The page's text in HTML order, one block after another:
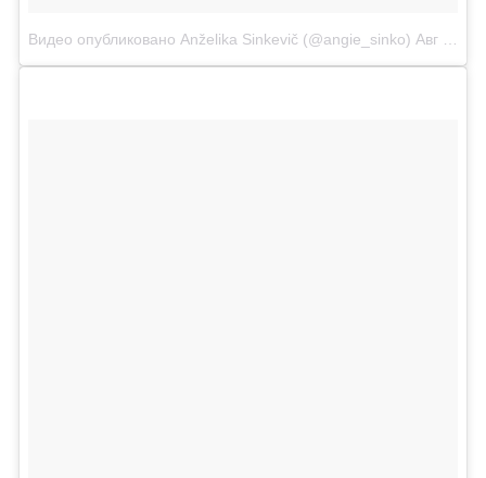
Видео опубликовано Anželika Sinkevič (@angie_sinko) Авг 28 2015 в 8:41 PDT